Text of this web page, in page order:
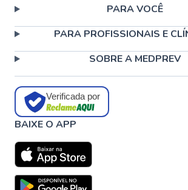
PARA VOCÊ
PARA PROFISSIONAIS E
SOBRE A MEDPREV
Verificada por
BAIXE O APP